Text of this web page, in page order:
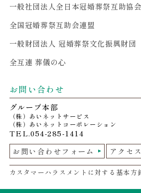
一般社団法人全日本冠婚葬祭互助協会
全国冠婚葬祭互助会連盟
一般財団法人 冠婚葬祭文化振興財団
全互連 葬儀の心
お問い合わせ
グループ本部
（株）あいネットサービス
（株）あいネットコーポレーション
TEL.054-285-1414
お問い合わせフォーム
アクセス
カスタマーハラスメントに対する基本方